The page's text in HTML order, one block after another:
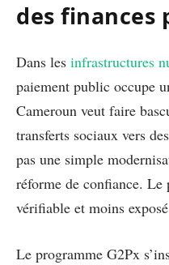
des finances
Dans les infrastructures
paiement public occupe
Cameroun veut faire
transferts sociaux vers
pas une simple
réforme de confiance. Le
vérifiable et moins
Le programme G2Px